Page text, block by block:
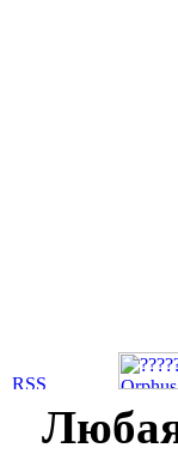
Любая